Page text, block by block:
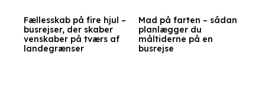
Fællesskab på fire hjul –
busrejser, der skaber
venskaber på tværs af
landegrænser
Mad på farten – sådan
planlægger du
måltiderne på en
busrejse